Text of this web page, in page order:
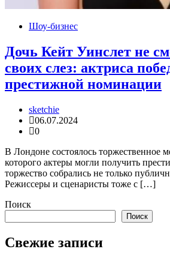
Шоу-бизнес
Дочь Кейт Уинслет не
своих слез: актриса
престижной номинации
sketchie
06.07.2024
0
В Лондоне состоялось торжественное
которого актеры могли получить
торжество собрались не только
Режиссеры и сценаристы тоже с […]
Поиск
Поиск
Свежие записи